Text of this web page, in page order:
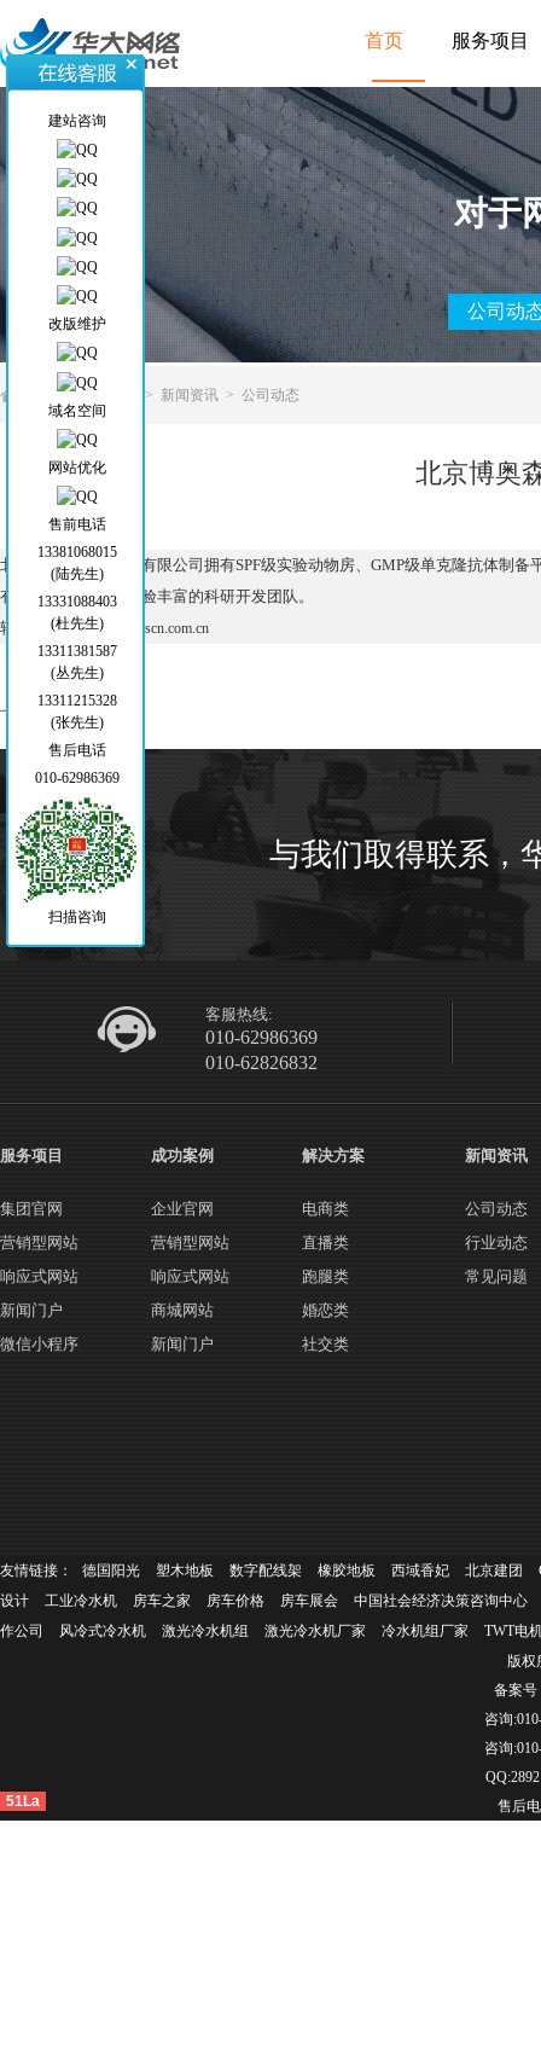
首页 服务项目
对于
公司动
当前位置 > > 新闻资讯 > 公司动态
北京博奥
北京博奥森生物技术有限公司拥有SPF级实验动物房、GMP级单克隆抗体制
有一批技术精湛、经验丰富的科研开发团队。
转自：
https://www.biosscn.com.cn
上一篇：
与我们取得联系，
客服热线:
010-62986369
010-62826832
服务项目
集团官网
营销型网站
响应式网站
新闻门户
微信小程序
成功案例
企业官网
营销型网站
响应式网站
商城网站
新闻门户
解决方案
电商类
直播类
跑腿类
婚恋类
社交类
新闻资讯
公司动态
行业动态
常见问题
友情链接： 德国阳光 塑木地板 数字配线架 橡胶地板 西域香妃 北京建团
设计
工业冷水机 房车之家 房车价格 房车展会
中国社会经济决策咨询中心
作公司
风冷式冷水机 激光冷水机组 激光冷水机厂家 冷水机组厂家
TWT电
版权
备案号
咨询
咨询
售后
建站咨询
改版维护
域名空间
网站优化
售前电话
13381068015
(陆先生)
13331088403
(杜先生)
13311381587
(丛先生)
13311215328
(张先生)
售后电话
010-62986369
扫描咨询
51La